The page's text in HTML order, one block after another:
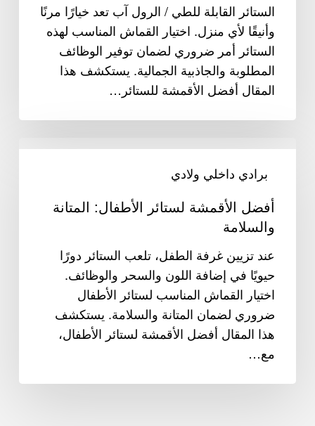
المتانة
والأناقة
الستائر القابلة للطي / الرول آب تعد خيارًا مرنًا
وأنيقًا لأي منزل. اختيار القماش المناسب لهذه
الستائر أمر ضروري لضمان توفير الوظائف
المطلوبة والجاذبية الجمالية. يستكشف هذا
المقال أفضل الأقمشة للستائر…
أفضل
الأقمشة
لستائر
الأطفال:
المتانة
برادي داخلي ولادي
أفضل الأقمشة لستائر الأطفال: المتانة
والسلامة
عند تزيين غرفة الطفل، تلعب الستائر دورًا
حيويًا في إضافة اللون والسحر والوظائف.
اختيار القماش المناسب لستائر الأطفال
ضروري لضمان المتانة والسلامة. يستكشف
هذا المقال أفضل الأقمشة لستائر الأطفال،
مع…